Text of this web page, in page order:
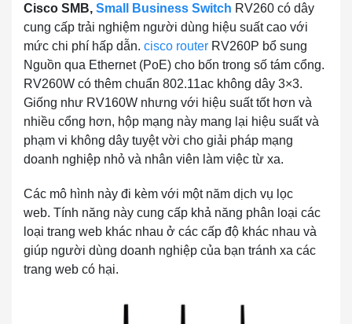
Cisco SMB, Small Business Switch RV260 có dây
cung cấp trải nghiệm người dùng hiệu suất cao với
mức chi phí hấp dẫn. cisco router RV260P bổ sung
Nguồn qua Ethernet (PoE) cho bốn trong số tám cổng.
RV260W có thêm chuẩn 802.11ac không dây 3×3.
Giống như RV160W nhưng với hiệu suất tốt hơn và
nhiều cổng hơn, hộp mạng này mang lại hiệu suất và
phạm vi không dây tuyệt vời cho giải pháp mạng
doanh nghiệp nhỏ và nhân viên làm việc từ xa.
Các mô hình này đi kèm với một năm dịch vụ lọc
web. Tính năng này cung cấp khả năng phân loại các
loại trang web khác nhau ở các cấp độ khác nhau và
giúp người dùng doanh nghiệp của bạn tránh xa các
trang web có hại.